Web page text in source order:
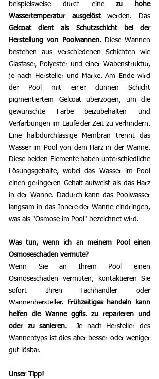
beispielsweise durch eine zu hohe
Wassertemperatur ausgelöst
Gelcoat dient als Schutzschicht bei der
Herstellung von Poolwannen. Diese Wannen
bestehen aus verschiedenen Schichten wie
Glasfaser, Polyester und einer Wabenstruktur,
je nach Hersteller und Marke. Am Ende wird
der Pool mit einer dünnen Schicht
pigmentiertem Gelcoat überzogen, um die
gewünschte Farbe beizubehalten und
Verfärbungen im Laufe der Zeit zu verhindern.
Eine halbdurchlässige Membran trennt das
Wasser im Pool von dem Harz in der Wanne.
Diese beiden Elemente haben unterschiedliche
Lösungsgehalte, wobei das Wasser im Pool
einen geringeren Gehalt aufweist als das Harz
in der Wanne. Dadurch kann das Poolwasser
langsam in das Innere der Wanne eindringen,
was als "Osmose im Pool" bezeichnet wird.
Was tun, wenn ich an meinem Pool einen
Osmoseschaden vermute?
Wenn Sie an Ihrem Pool einen
Osmoseschaden vermuten, kontaktieren Sie
sofort Ihren Fachhändler oder
Wannenhersteller.
Frühzeitiges handeln kann
helfen die Wanne ggfls. zu reparieren und
oder zu sanieren. Je nach Hersteller des
Wannentyps ist dies aber besser oder weniger
gut lösbar.
Unser Tipp!